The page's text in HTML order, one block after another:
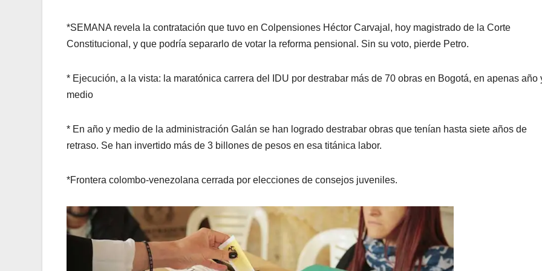
*SEMANA revela la contratación que tuvo en Colpensiones Héctor Carvajal, hoy magistrado de la Corte
Constitucional, y que podría separarlo de votar la reforma pensional. Sin su voto, pierde Petro.
* Ejecución, a la vista: la maratónica carrera del IDU por destrabar más de 70 obras en Bogotá, en apenas año
medio
* En año y medio de la administración Galán se han logrado destrabar obras que tenían hasta siete años de
retraso. Se han invertido más de 3 billones de pesos en esa titánica labor.
*Frontera colombo-venezolana cerrada por elecciones de consejos juveniles.